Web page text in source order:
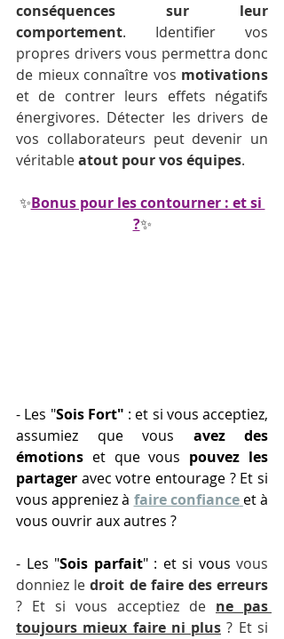
conséquences sur leur
comportement. Identifier vos
propres drivers vous permettra donc
de mieux connaître vos motivations
et de contrer leurs effets négatifs
énergivores. Détecter les drivers de
vos collaborateurs peut devenir un
véritable atout pour vos équipes.
✨Bonus pour les contourner : et si
?✨
- Les "Sois Fort" : et si vous acceptiez,
assumiez que vous
émotions et que vous pouvez les
partager avec votre entourage ? Et si
vous appreniez à faire confiance et
vous ouvrir aux autres ?
- Les "Sois parfait" : et si vous vous
donniez le droit de faire des erreurs
? Et si vous acceptiez de ne pas
toujours mieux faire ni plus ? Et si